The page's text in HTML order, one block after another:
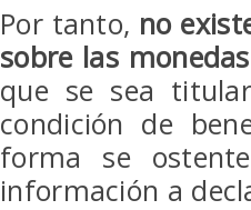
Por tanto, no
sobre las
que se sea
condición de
forma se
información a